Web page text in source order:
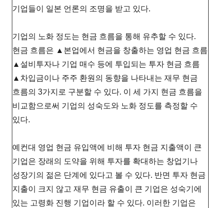
기업들이 일본 언론의 조명을 받고 있다.
기업의 노화 정도는 현금 흐름을 통해 유추할 수 있다.
현금 흐름은 ▲본업에서 현금을 창출하는 영업 현금 흐름
▲설비투자나 기업 매수 등에 투입되는 투자 현금 흐름
▲차입금이나 주주 환원의 동향을 나타내는 재무 현금
흐름의 3가지로 구분할 수 있다. 이 세 가지 현금 흐름을
비교함으로써 기업의 성숙도와 노화 정도를 측정할 수
있다.
예컨대 영업 현금 유입액에 비해 투자 현금 지출액이 큰
기업은 장래의 도약을 위해 투자를 확대하는 창업기나
성장기의 젊은 단계에 있다고 볼 수 있다. 반면 투자 현금
지출이 크지 않고 재무 현금 유출이 큰 기업은 성숙기에
있는 고령화 진행 기업이라 할 수 있다. 이러한 기업은